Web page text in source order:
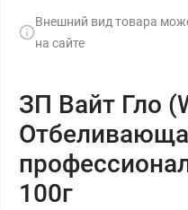
Внешний вид товара
на сайте
ЗП Вайт Гло
100г